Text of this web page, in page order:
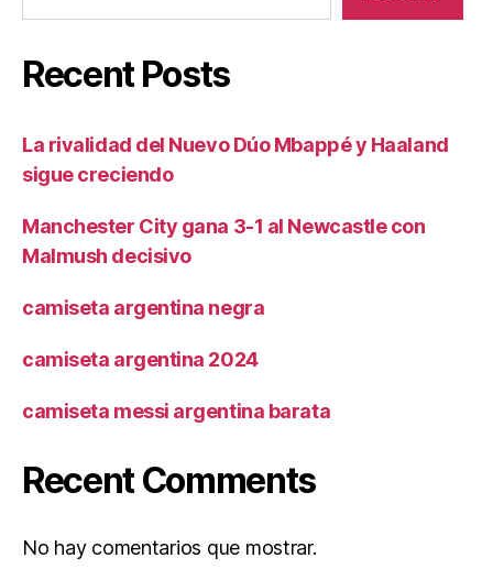
Recent Posts
La rivalidad del Nuevo Dúo Mbappé y Haaland
sigue creciendo
Manchester City gana 3-1 al Newcastle con
Malmush decisivo
camiseta argentina negra
camiseta argentina 2024
camiseta messi argentina barata
Recent Comments
No hay comentarios que mostrar.